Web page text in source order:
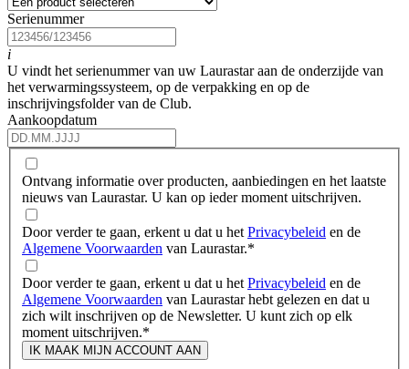
Serienummer
i
U vindt het serienummer van uw Laurastar aan de onderzijde van
het verwarmingssysteem, op de verpakking en op de
inschrijvingsfolder van de Club.
Aankoopdatum
Ontvang informatie over producten, aanbiedingen en het laatste
nieuws van Laurastar. U kan op ieder moment uitschrijven.
Door verder te gaan, erkent u dat u het Privacybeleid en de
Algemene Voorwaarden van Laurastar.*
Door verder te gaan, erkent u dat u het Privacybeleid en de
Algemene Voorwaarden van Laurastar hebt gelezen en dat u
zich wilt inschrijven op de Newsletter. U kunt zich op elk
moment uitschrijven.*
IK MAAK MIJN ACCOUNT AAN